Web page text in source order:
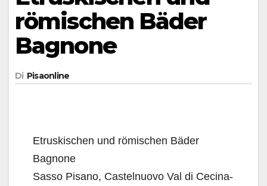
römischen Bäder
Bagnone
Di Pisaonline
Etruskischen und römischen Bäder
Bagnone
Sasso Pisano, Castelnuovo Val di Cecina-